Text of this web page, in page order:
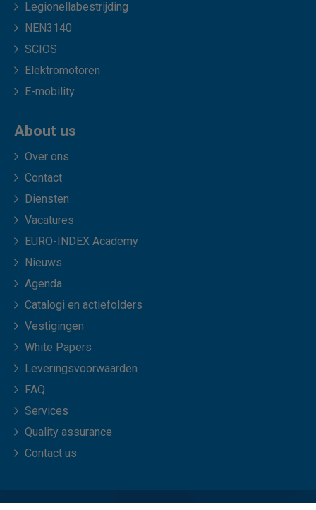
Legionellabestrijding
NEN3140
SCIOS
Elektromotoren
E-mobility
About us
Over ons
Contact
Diensten
Vacatures
EURO-INDEX Academy
Nieuws
Agenda
Catalogi en actiefolders
Vestigingen
White Papers
Leveringsvoorwaarden
FAQ
Services
Quality assurance
Contact us